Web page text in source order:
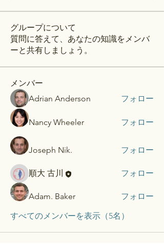
グループについて
質問に答えて、あなたの知識をメンバ
ーと共有しましょう。
メンバー
Adrian Anderson
フォロー
Nancy Wheeler フォロー
Joseph Nik. フォロー
順大 古川 フォロー
Adam. Baker
フォロー
すべてのメンバーを表示（5名）